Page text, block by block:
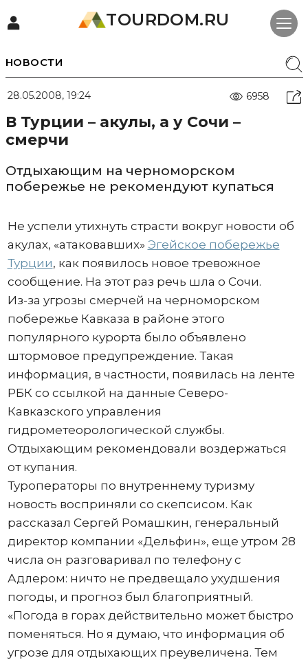
TOURDOM.RU
НОВОСТИ
28.05.2008, 19:24 6958
В Турции – акулы, а у Сочи –
смерчи
Отдыхающим на черноморском
побережье не рекомендуют купаться
Не успели утихнуть страсти вокруг новости об
акулах, «атаковавших» Эгейское побережье
Турции, как появилось новое тревожное
сообщение. На этот раз речь шла о Сочи.
Из-за угрозы смерчей на черноморском
побережье Кавказа в районе этого
популярного курорта было объявлено
штормовое предупреждение. Такая
информация, в частности, появилась на ленте
РБК со ссылкой на данные Северо-
Кавказского управления
гидрометеорологической службы.
Отдыхающим рекомендовали воздержаться
от купания.
Туроператоры по внутреннему туризму
новость восприняли со скепсисом. Как
рассказал Сергей Ромашкин, генеральный
директор компании «Дельфин», еще утром 28
числа он разговаривал по телефону с
Адлером: ничто не предвещало ухудшения
погоды, и прогноз был благоприятный.
«Погода в горах действительно может быстро
поменяться. Но я думаю, что информация об
угрозе для отдыхающих преувеличена. Тем